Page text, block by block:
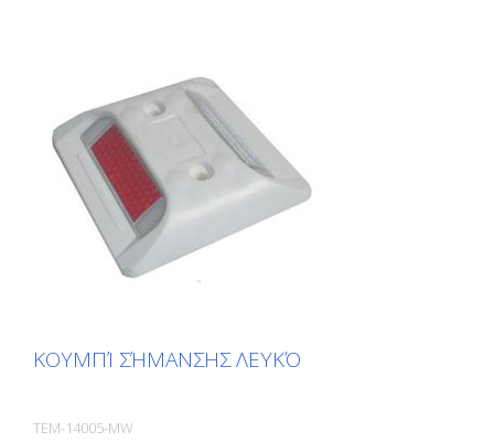
ΚΟΥΜΠΊ ΣΉΜΑΝΣΗΣ ΛΕΥΚΌ
TEM-14005-MW